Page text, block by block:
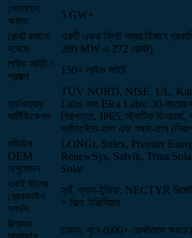
মোতায়েন
ক্ষমতা
5 GW+
রোবট বসানো
হয়েছে
একটি একক ফ্লিট নম্বর হিসাবে
200 MW এ 272 রোবট)
লাইভ সাইট /
প্রকল্প
150+ লাইভ সাইট
হার্ডওয়্যার
সার্টিফিকেশন
TÜV NORD, NISE, UL,
Labs এবং Elca Labs: 30-বছরের
নিরাপত্তা, IP65, স্ট্যাটিক ডিসচার্জ,
স্যাঁতসেঁতে-তাপ এবং শুষ্ক-তাপ
মডিউল
OEM
অনুমোদন
LONGi, Solex, Premier
RenewSys, Satvik, Trina
Solar
একই দিনের
ব্রেকডাউন
সমর্থন
হ্যাঁ, প্যান-ইন্ডিয়া, NECTYR
+ ফিল্ড ইঞ্জিনিয়ার
উত্পাদন
চাকান, পুনে (600+ রোবট/মাস ক্ষমতা)